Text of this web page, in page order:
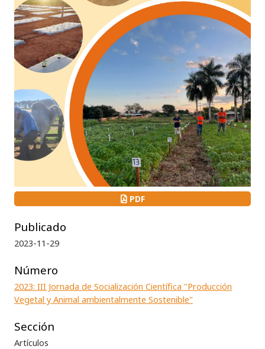
PDF
Publicado
2023-11-29
Número
2023: III Jornada de Socialización Científica "Producción
Vegetal y Animal ambientalmente Sostenible"
Sección
Artículos